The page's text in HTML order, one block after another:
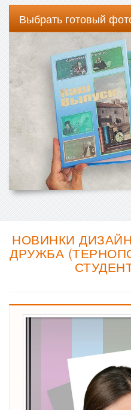
Выбрать готовый
НОВИНКИ
ДРУЖБА